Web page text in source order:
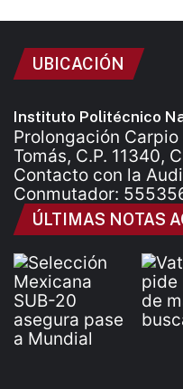
UBICACIÓN
Instituto Politécnico
Prolongación
Tomás, C.P. 11340,
Contacto con la
Conmutador:
ÚLTIMAS NOTAS